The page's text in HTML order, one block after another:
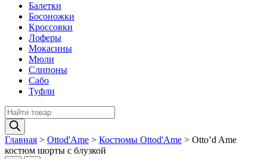
Балетки
Босоножки
Кроссовки
Лоферы
Мокасины
Мюли
Слипоны
Сабо
Туфли
Поиск
товаров
Главная > Ottod'Ame > Костюмы Ottod'Ame > Otto’d Ame
костюм шорты с блузкой